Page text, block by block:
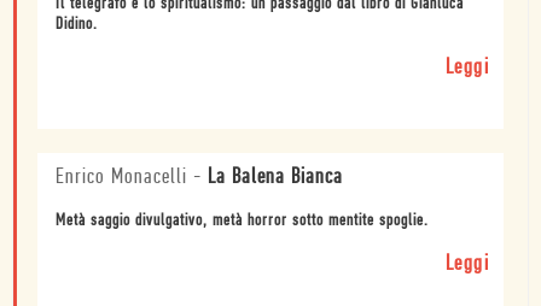
Il telegrafo e lo spiritualismo: un passaggio dal libro di Gianluca
Didino.
Leggi
Enrico Monacelli - La Balena Bianca
Metà saggio divulgativo, metà horror sotto mentite spoglie.
Leggi